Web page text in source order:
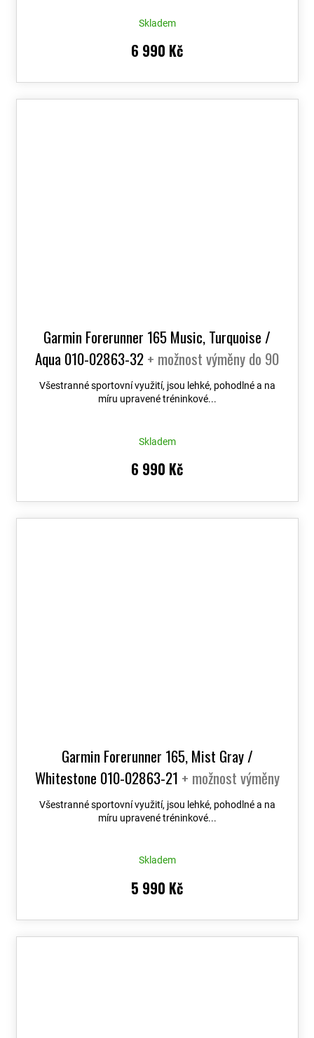
Skladem
6 990 Kč
Garmin Forerunner 165 Music, Turquoise /
Aqua 010-02863-32+ možnost výměny do 90
dní
Všestranné sportovní využití, jsou lehké, pohodlné a na
míru upravené tréninkové...
Skladem
6 990 Kč
Garmin Forerunner 165, Mist Gray /
Whitestone 010-02863-21 + možnost výměny
do 90 dní
Všestranné sportovní využití, jsou lehké, pohodlné a na
míru upravené tréninkové...
Skladem
5 990 Kč